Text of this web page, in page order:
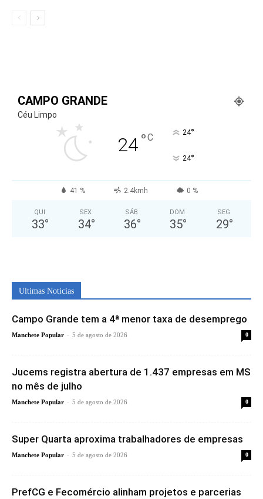
CAMPO GRANDE
Céu Limpo
24°C 24°
24°
41 % 2.4kmh 0 %
QUI
33°
SEX
34°
SÁB
36°
DOM
35°
SEG
29°
Ultimas Noticias
Campo Grande tem a 4ª menor taxa de desemprego
Manchete Popular - 5 de agosto de 2026 0
Jucems registra abertura de 1.437 empresas em MS
no mês de julho
Manchete Popular - 5 de agosto de 2026 0
Super Quarta aproxima trabalhadores de empresas
Manchete Popular - 5 de agosto de 2026 0
PrefCG e Fecomércio alinham projetos e parcerias